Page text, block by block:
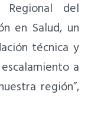
del
en Salud, un
técnica y
a
región”,